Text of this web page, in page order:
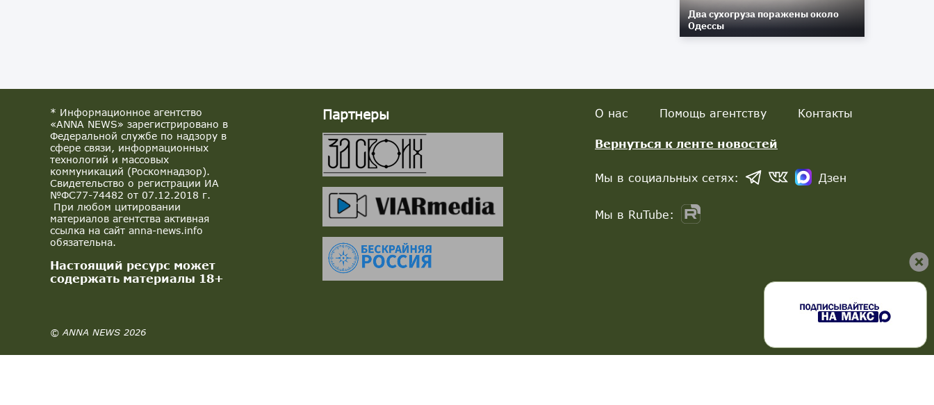
Два сухогруза поражены около
Одессы
* Информационное агентство
«ANNA NEWS» зарегистрировано в
Федеральной службе по надзору в
сфере связи, информационных
технологий и массовых
коммуникаций (Роскомнадзор).
Свидетельство о регистрации ИА
№ФС77-74482 от 07.12.2018 г.
При любом цитировании
материалов агентства активная
ссылка на сайт anna-news.info
обязательна.
Настоящий ресурс может
содержать материалы 18+
© ANNA NEWS 2026
Партнеры О нас Помощь агентству Контакты
Вернуться к ленте новостей
Мы в социальных сетях: Дзен
Мы в RuTube: